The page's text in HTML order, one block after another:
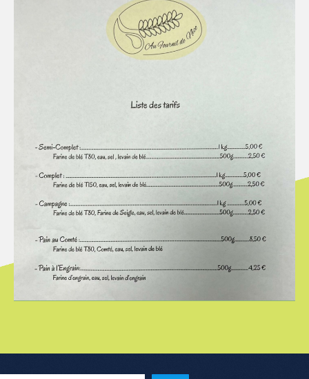
Menu de l'article